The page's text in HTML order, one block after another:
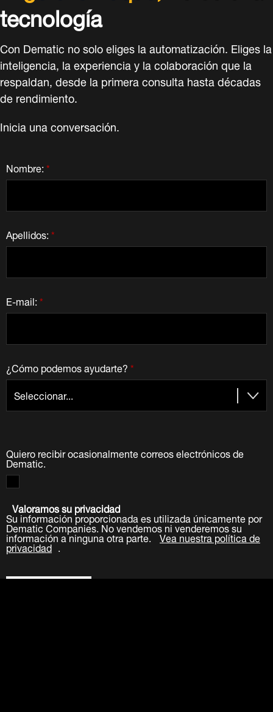
tecnología
Con Dematic no solo eliges la automatización. Eliges la
inteligencia, la experiencia y la colaboración que la
respaldan, desde la primera consulta hasta décadas
de rendimiento.
Inicia una conversación.
*
Nombre:
*
Apellidos:
*
E-mail:
*
¿Cómo podemos ayudarte?
Quiero recibir ocasionalmente correos electrónicos de
Dematic.
Valoramos su privacidad
Su información proporcionada es utilizada únicamente por
Dematic Companies. No vendemos ni venderemos su
información a ninguna otra parte. Vea nuestra política de
privacidad .